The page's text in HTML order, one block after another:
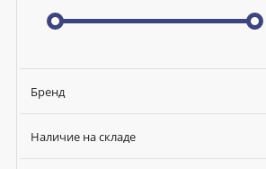
Бренд
Наличие на складе